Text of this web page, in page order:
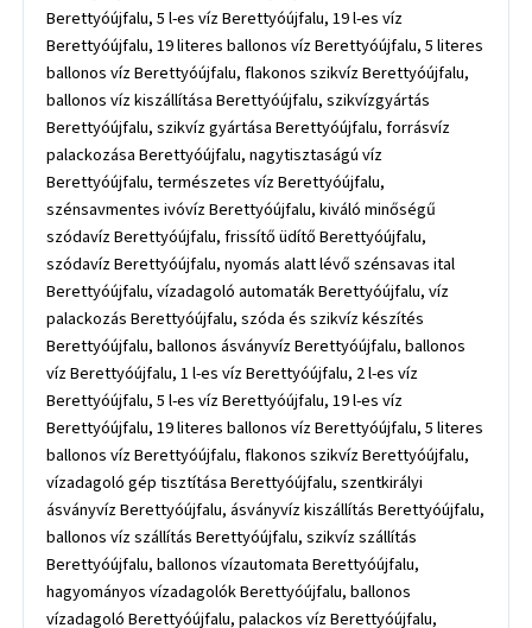
Berettyóújfalu, 5 l-es víz Berettyóújfalu, 19 l-es víz
Berettyóújfalu, 19 literes ballonos víz Berettyóújfalu, 5 literes
ballonos víz Berettyóújfalu, flakonos szikvíz Berettyóújfalu,
ballonos víz kiszállítása Berettyóújfalu, szikvízgyártás
Berettyóújfalu, szikvíz gyártása Berettyóújfalu, forrásvíz
palackozása Berettyóújfalu, nagytisztaságú víz
Berettyóújfalu, természetes víz Berettyóújfalu,
szénsavmentes ivóvíz Berettyóújfalu, kiváló minőségű
szódavíz Berettyóújfalu, frissítő üdítő Berettyóújfalu,
szódavíz Berettyóújfalu, nyomás alatt lévő szénsavas ital
Berettyóújfalu, vízadagoló automaták Berettyóújfalu, víz
palackozás Berettyóújfalu, szóda és szikvíz készítés
Berettyóújfalu, ballonos ásványvíz Berettyóújfalu, ballonos
víz Berettyóújfalu, 1 l-es víz Berettyóújfalu, 2 l-es víz
Berettyóújfalu, 5 l-es víz Berettyóújfalu, 19 l-es víz
Berettyóújfalu, 19 literes ballonos víz Berettyóújfalu, 5 literes
ballonos víz Berettyóújfalu, flakonos szikvíz Berettyóújfalu,
vízadagoló gép tisztítása Berettyóújfalu, szentkirályi
ásványvíz Berettyóújfalu, ásványvíz kiszállítás Berettyóújfalu,
ballonos víz szállítás Berettyóújfalu, szikvíz szállítás
Berettyóújfalu, ballonos vízautomata Berettyóújfalu,
hagyományos vízadagolók Berettyóújfalu, ballonos
vízadagoló Berettyóújfalu, palackos víz Berettyóújfalu,